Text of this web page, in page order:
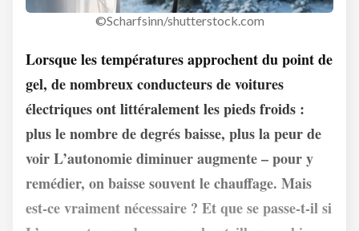
©Scharfsinn/shutterstock.com
Lorsque les températures approchent du point de
gel, de nombreux conducteurs de voitures
électriques ont littéralement les pieds froids :
plus le nombre de degrés baisse, plus la peur de
voir L’autonomie diminuer augmente – pour y
remédier, on baisse souvent le chauffage. Mais
est-ce vraiment nécessaire ? Et que se passe-t-il si